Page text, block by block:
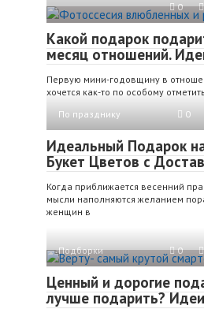
0
Какой подарок
месяц отношений.
Первую мини-годовщину в
хочется как-то по особому
По празднику
0
Идеальный Подарок
Букет Цветов с
Когда приближается весенний
мысли наполняются желанием
женщин в
Подборки 0
Ценный и дорогие
лучше подарить?